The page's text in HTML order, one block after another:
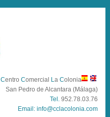
CentroComercial LaColonia
San Pedro de Alcantara (Málaga)
Tel. 952.78.03.76
Email: info@cclacolonia.com